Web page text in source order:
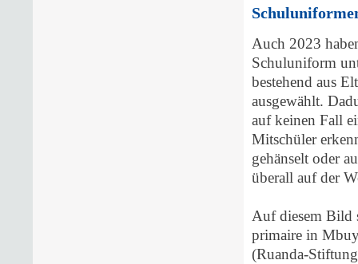
Auch 2023
Schuluniform
bestehend aus
ausgewählt.
auf keinen Fall
Mitschüler
gehänselt oder
überall auf der
Auf diesem Bild
primaire in
(Ruanda-